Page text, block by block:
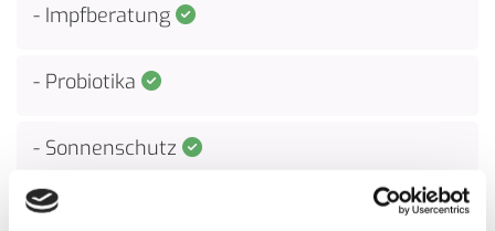
- Impfberatung 
- Probiotika 
- Sonnenschutz 
- Arzneimittel-Wechselwirkungen